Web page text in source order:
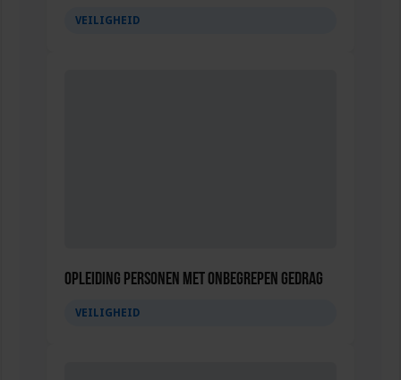
VEILIGHEID
Opleiding Personen met onbegrepen gedrag
VEILIGHEID